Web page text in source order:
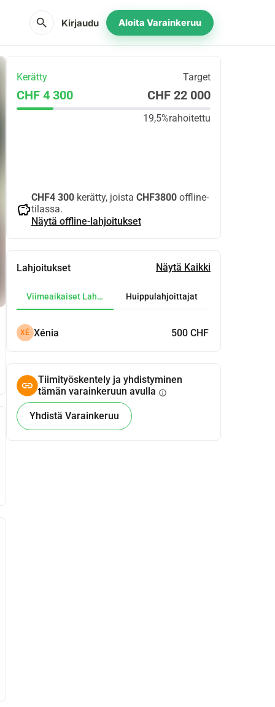
search Kirjaudu Aloita Varainkeruu
Kerätty Target
CHF 4 300 CHF 22 000
19,5%rahoitettu
savings
CHF4 300kerätty, joista CHF3800offline-
tilassa.
Näytä offline-lahjoitukset
Lahjoitukset Näytä Kaikki
Viimeaikaiset LahjoituksetHuippulahjoittajat
XÉ Xénia 500 CHF
Tiimityöskentely ja yhdistyminen
tämän varainkeruun avulla info
Yhdistä Varainkeruu